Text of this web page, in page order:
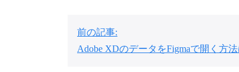
稿
ナ
前の記事:
Adobe XDのデータをFigmaで開く方法